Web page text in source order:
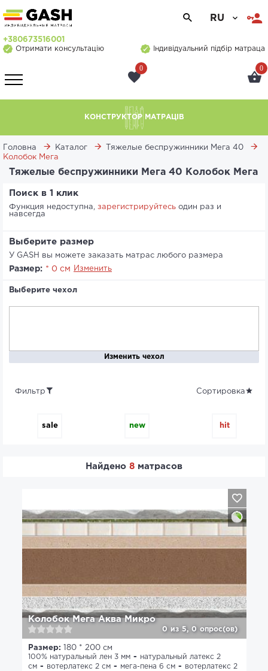
RU
+380673516001
Отримати консультацію
Індивідуальний підбір матраца
0 0
КОНСТРУКТОР МАТРАЦІВ
Головна Каталог
Тяжелые беспружинники Мега 40
Колобок Мега
Тяжелые беспружинники Мега 40 Колобок Мега
Поиск в 1 клик
Функция недоступна, зарегистрируйтесь один раз и
навсегда
Выберите размер
У GASH вы можете заказать матрас любого размера
Размер: * 0 см Изменить
Выберите чехол
Изменить чехол
Фильтр Сортировка
sale new hit
Найдено 8 матрасов
Колобок Мега Аква Микро
0 из 5, 0 опрос(ов)
Размер: 180 * 200 см
100% натуральный лен 3 мм
натуральный латекс 2
см
вотерлатекс 2 см мега-пена 6 см
вотерлатекс 2